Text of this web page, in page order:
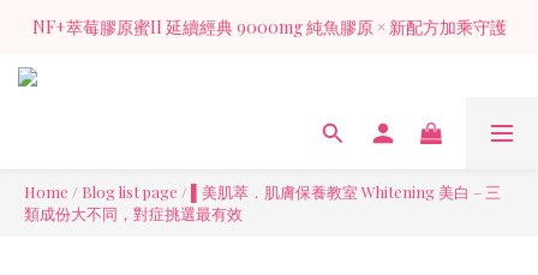
NF+萃莓膠原蜜II 延續經典 9000mg 純魚膠原 × 新配方加乘守護
NF+萃莓膠原蜜II 延續經典 9000mg 純魚膠原 × 新配方加乘守護
NF+萃莓膠原蜜II 延續經典 9000mg 純魚膠原 × 新配方加乘守護
Home / Blog list page /
▌美肌萃．肌膚保養教室 Whitening 美白 – 三
類成份大不同，對症挑選最有效